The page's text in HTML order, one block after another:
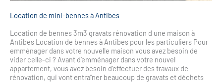
Location de mini-bennes à Antibes
Location de bennes 3m3 gravats rénovation d une maison à
Antibes Location de bennes à Antibes pour les particuliers Pour
emménager dans votre nouvelle maison vous avez besoin de
vider celle-ci ? Avant d’emménager dans votre nouvel
appartement, vous avez besoin d’effectuer des travaux de
rénovation, qui vont entraîner beaucoup de gravats et déchets